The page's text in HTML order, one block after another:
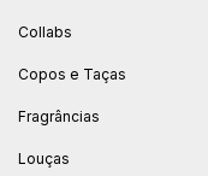
Collabs
Copos e Taças
Fragrâncias
Louças